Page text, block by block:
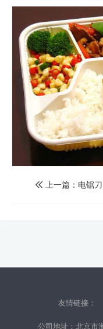
上一篇：电锯刀片飞出划破工人脸 伤者拿出电话录音成功讨赔偿
友情链接：
公司地址：北京市